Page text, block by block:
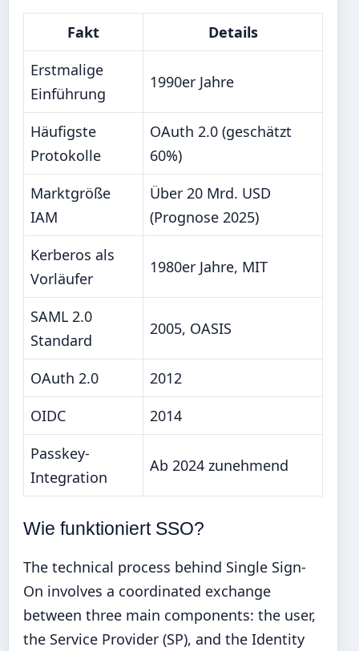
Fakt
Details
Erstmalige
Einführung
1990er Jahre
Häufigste
Protokolle
OAuth 2.0 (geschätzt
60%)
Marktgröße
IAM
Über 20 Mrd. USD
(Prognose 2025)
Kerberos als
Vorläufer
1980er Jahre, MIT
SAML 2.0
Standard
2005, OASIS
OAuth 2.0
2012
OIDC
2014
Passkey-
Integration
Ab 2024 zunehmend
Wie funktioniert SSO?
The technical process behind Single Sign-
On involves a coordinated exchange
between three main components: the user,
the Service Provider (SP), and the Identity